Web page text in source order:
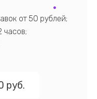
от 50 рублей;
часов;
руб.